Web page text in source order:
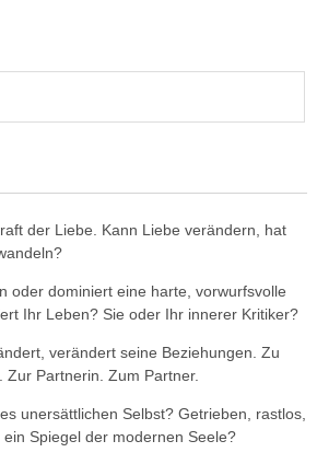
der Liebe. Kann Liebe verändern, hat
oder dominiert eine harte, vorwurfsvolle
Ihr Leben? Sie oder Ihr innerer Kritiker?
verändert seine Beziehungen. Zu
Zur Partnerin. Zum Partner.
unersättlichen Selbst? Getrieben, rastlos,
Spiegel der modernen Seele?